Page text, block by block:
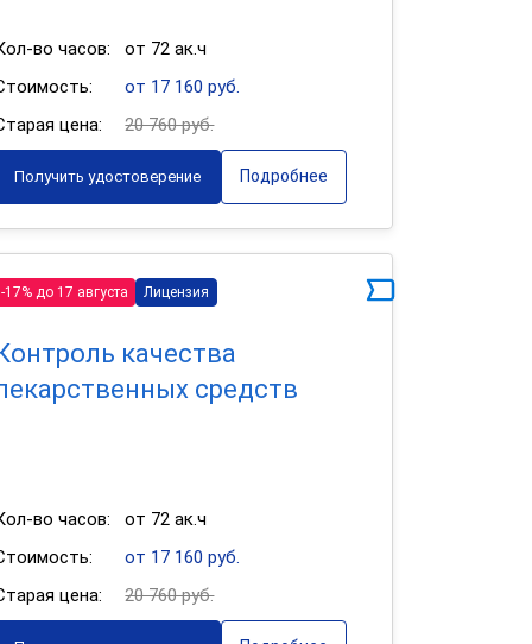
во часов:
от 72 ак.ч
от 17 160 руб.
цена:
20 760 руб.
Получить удостоверение Подробнее
-17% до 17 августа Лицензия
качества
средств
во часов:
от 72 ак.ч
от 17 160 руб.
цена:
20 760 руб.